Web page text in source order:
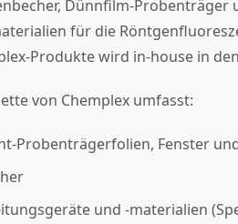
Dünnfilm-Probenträger
für die
Produkte wird in-house in
von Chemplex umfasst:
Probenträgerfolien, Fenster
und -materialien